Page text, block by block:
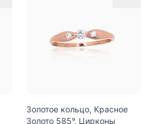
Золотое кольцо, Красное
Золото 585°, Цирконы